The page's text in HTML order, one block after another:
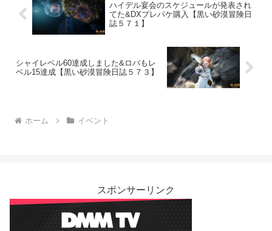
ハイデル宴会のスケジュールが発表され
てた&DXプレパケ購入【黒い砂漠冒険日
誌５７１】
シャイレベル60達成しました&ロバもレ
ベル15達成【黒い砂漠冒険日誌５７３】
ホーム イベント
スポンサーリンク